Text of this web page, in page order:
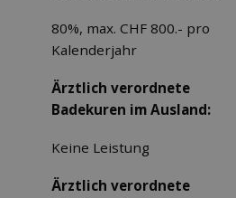
80%, max. CHF 800.- pro
Kalenderjahr
Ärztlich verordnete
Badekuren im Ausland:
Keine Leistung
Ärztlich verordnete